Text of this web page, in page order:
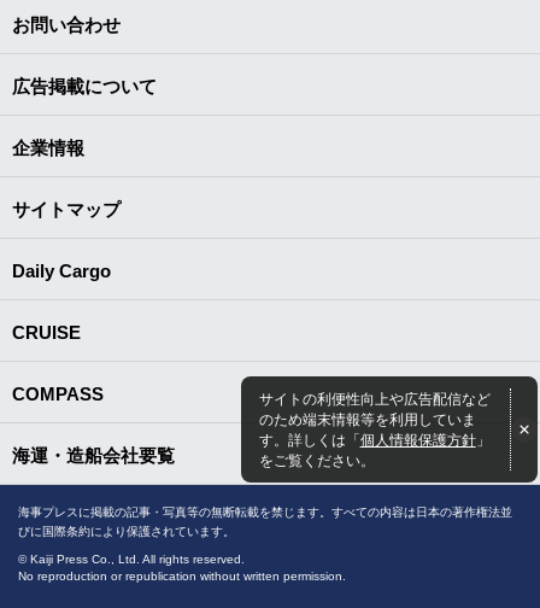
サイトの利便性向上や広告配信など
のため端末情報等を利用していま
す。詳しくは「個人情報保護方針」
をご覧ください。
お問い合わせ
広告掲載について
企業情報
サイトマップ
Daily Cargo
CRUISE
COMPASS
海運・造船会社要覧
海事プレスに掲載の記事・写真等の無断転載を禁じます。すべての内容は日本の著作権法並
びに国際条約により保護されています。
© Kaiji Press Co., Ltd. All rights reserved.
No reproduction or republication without written permission.